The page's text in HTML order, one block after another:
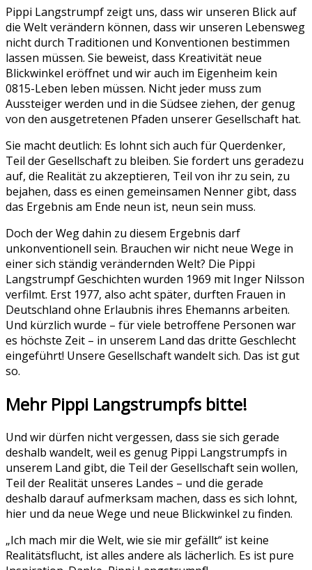
Pippi Langstrumpf zeigt uns, dass wir unseren Blick auf
die Welt verändern können, dass wir unseren Lebensweg
nicht durch Traditionen und Konventionen bestimmen
lassen müssen. Sie beweist, dass Kreativität neue
Blickwinkel eröffnet und wir auch im Eigenheim kein
0815-Leben leben müssen. Nicht jeder muss zum
Aussteiger werden und in die Südsee ziehen, der genug
von den ausgetretenen Pfaden unserer Gesellschaft hat.
Sie macht deutlich: Es lohnt sich auch für Querdenker,
Teil der Gesellschaft zu bleiben. Sie fordert uns geradezu
auf, die Realität zu akzeptieren, Teil von ihr zu sein, zu
bejahen, dass es einen gemeinsamen Nenner gibt, dass
das Ergebnis am Ende neun ist, neun sein muss.
Doch der Weg dahin zu diesem Ergebnis darf
unkonventionell sein. Brauchen wir nicht neue Wege in
einer sich ständig verändernden Welt? Die Pippi
Langstrumpf Geschichten wurden 1969 mit Inger Nilsson
verfilmt. Erst 1977, also acht später, durften Frauen in
Deutschland ohne Erlaubnis ihres Ehemanns arbeiten.
Und kürzlich wurde – für viele betroffene Personen war
es höchste Zeit – in unserem Land das dritte Geschlecht
eingeführt! Unsere Gesellschaft wandelt sich. Das ist gut
so.
Mehr Pippi Langstrumpfs bitte!
Und wir dürfen nicht vergessen, dass sie sich gerade
deshalb wandelt, weil es genug Pippi Langstrumpfs in
unserem Land gibt, die Teil der Gesellschaft sein wollen,
Teil der Realität unseres Landes – und die gerade
deshalb darauf aufmerksam machen, dass es sich lohnt,
hier und da neue Wege und neue Blickwinkel zu finden.
„Ich mach mir die Welt, wie sie mir gefällt“ ist keine
Realitätsflucht, ist alles andere als lächerlich. Es ist pure